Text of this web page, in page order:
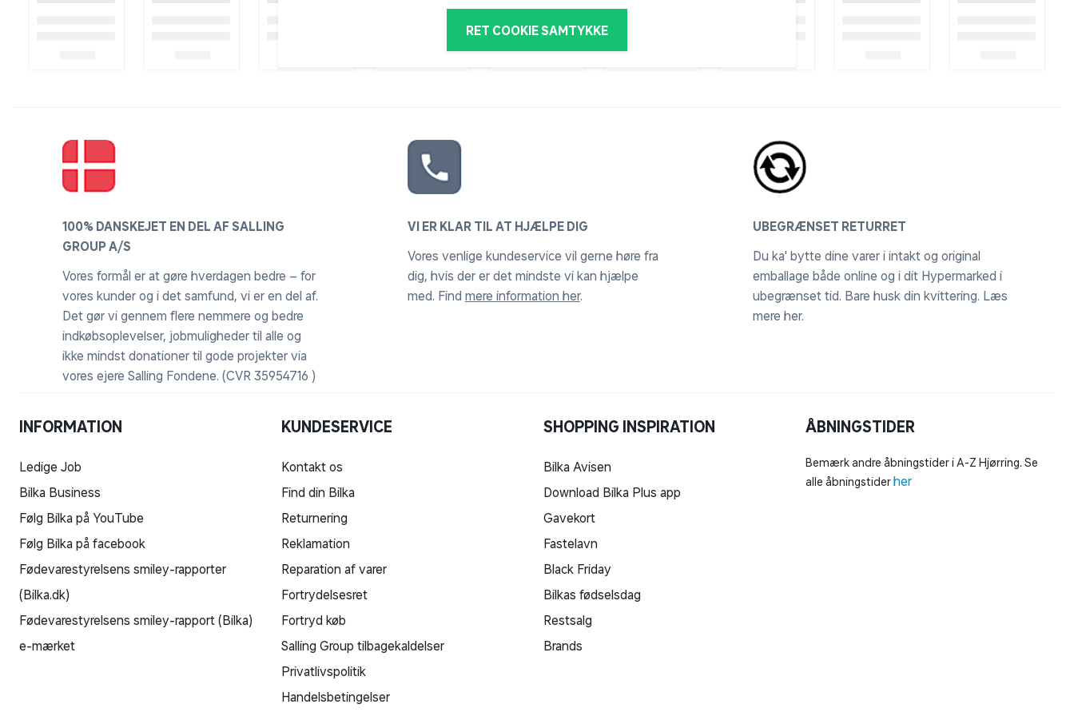
RET COOKIE SAMTYKKE
100% DANSKEJET EN DEL AF SALLING
GROUP A/S
Vores formål er at gøre hverdagen bedre – for
vores kunder og i det samfund, vi er en del af.
Det gør vi gennem flere nemmere og bedre
indkøbsoplevelser, jobmuligheder til alle og
ikke mindst donationer til gode projekter via
vores ejere Salling Fondene. (CVR 35954716 )
VI ER KLAR TIL AT HJÆLPE DIG
Vores venlige kundeservice vil gerne høre fra
dig, hvis der er det mindste vi kan hjælpe
med. Find mere information her.
UBEGRÆNSET RETURRET
Du ka' bytte dine varer i intakt og original
emballage både online og i dit Hypermarked i
ubegrænset tid. Bare husk din kvittering. Læs
mere her.
INFORMATION
Ledige Job
Bilka Business
Følg Bilka på YouTube
Følg Bilka på facebook
Fødevarestyrelsens smiley-rapporter
(Bilka.dk)
Fødevarestyrelsens smiley-rapport (Bilka)
e-mærket
KUNDESERVICE
Kontakt os
Find din Bilka
Returnering
Reklamation
Reparation af varer
Fortrydelsesret
Fortryd køb
Salling Group tilbagekaldelser
Privatlivspolitik
Handelsbetingelser
SHOPPING INSPIRATION
Bilka Avisen
Download Bilka Plus app
Gavekort
Fastelavn
Black Friday
Bilkas fødselsdag
Restsalg
Brands
ÅBNINGSTIDER
Bemærk andre åbningstider i A-Z Hjørring. Se
alle åbningstiderher